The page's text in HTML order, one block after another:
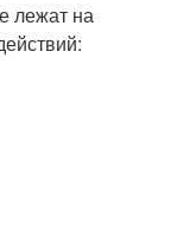
лежат на